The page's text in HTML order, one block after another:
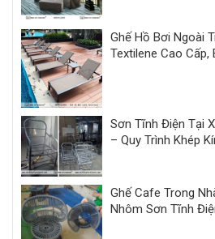
Ghế Hồ Bơi Ngoài
Textilene Cao Cấp,
Sơn Tĩnh Điện Tại
– Quy Trình Khép
Ghế Cafe Trong
Nhôm Sơn Tĩnh